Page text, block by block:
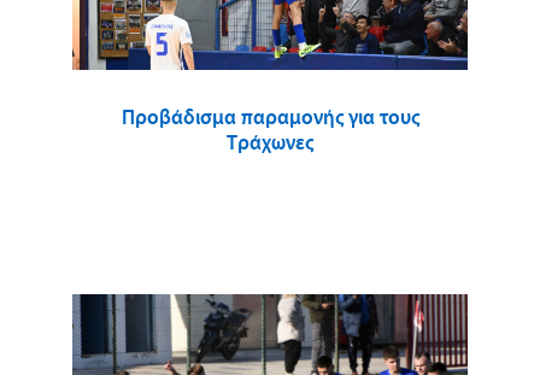
Προβάδισμα παραμονής για τους
Τράχωνες